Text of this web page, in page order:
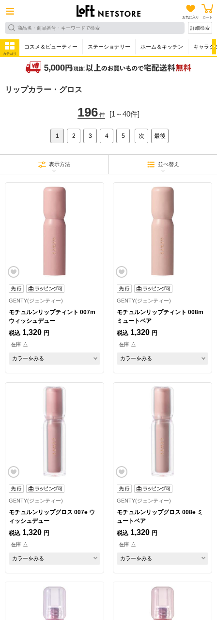
お気に入り カート
詳細検索
カテゴリ
コスメ＆ビューティー ステーショナリー ホーム＆キッチン キャラク
リップカラー・グロス
196 件 [1～40件]
1 2 3 4 5 次 最後
表示方法 並べ替え
GENTY(ジェンティー)
モチュルンリップティント 007m
ウィッシュデュー
税込 1,320 円
在庫 △
カラーをみる
GENTY(ジェンティー)
モチュルンリップティント 008m
ミュートベア
税込 1,320 円
在庫 △
カラーをみる
GENTY(ジェンティー)
モチュルンリップグロス 007e ウ
ィッシュデュー
税込 1,320 円
在庫 △
カラーをみる
GENTY(ジェンティー)
モチュルンリップグロス 008e ミ
ュートベア
税込 1,320 円
在庫 △
カラーをみる